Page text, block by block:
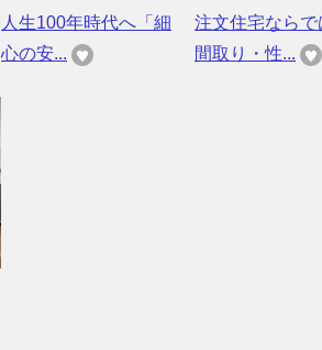
人生100年時代へ「細
心の安...
注文住宅ならで
間取り・性...